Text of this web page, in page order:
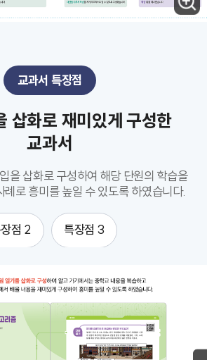
교과서 특장점
삽화로 재미있게 구성한
교과서
을 삽화로 구성하여 해당 단원의 학습을
례로 흥미를 높일 수 있도록 하였습니다.
점 2 특장점 3